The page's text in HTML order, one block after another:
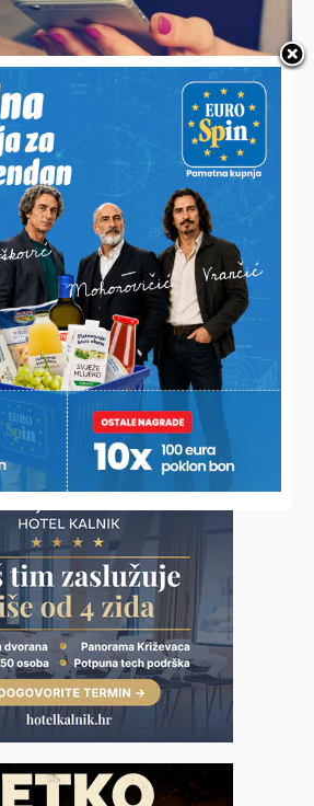
kriptovalute, kupila bonove i ostala
I DOPUNE DVAJU ZAKONA
čeka povećanje mirovine